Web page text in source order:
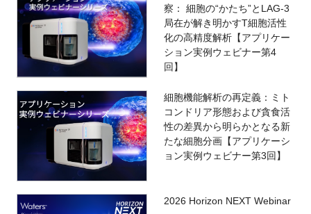
察： 細胞の“かたち”とLAG-3
局在が解き明かすT細胞活性
化の高精度解析【アプリケー
ション実例ウェビナー第4
回】
細胞機能解析の再定義：ミト
コンドリア形態および貪食活
性の差異から明らかとなる新
たな細胞分画【アプリケーシ
ョン実例ウェビナー第3回】
2026 Horizon NEXT Webinar